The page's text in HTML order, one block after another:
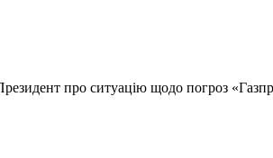
про ситуацію щодо погроз